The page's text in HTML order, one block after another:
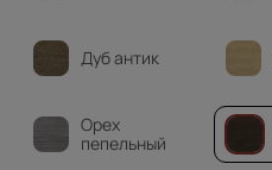
Дуб антик
Орех
пепельный